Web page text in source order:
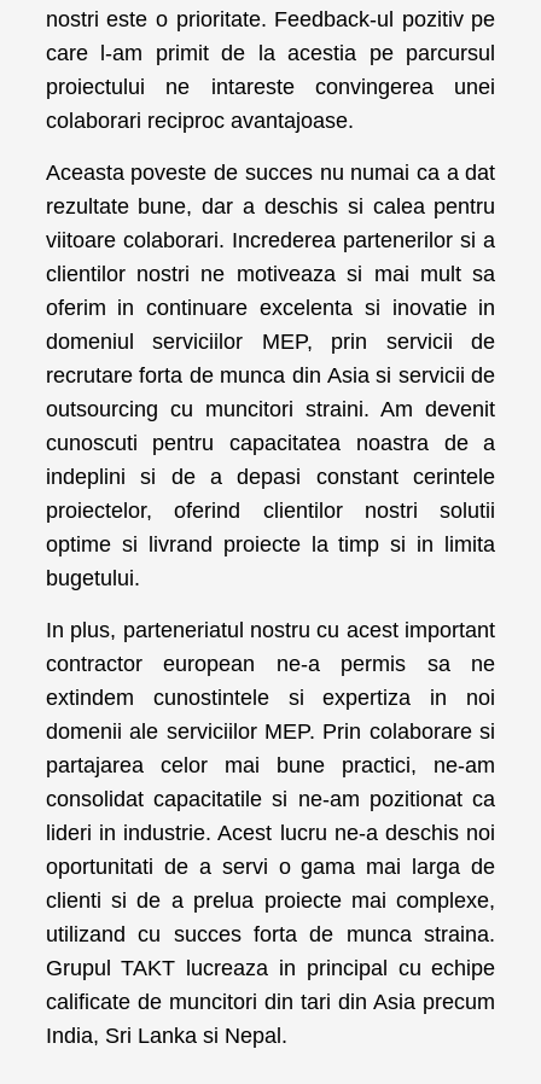
nostri este o prioritate. Feedback-ul pozitiv pe
care l-am primit de la acestia pe parcursul
proiectului ne intareste convingerea unei
colaborari reciproc avantajoase.
Aceasta poveste de succes nu numai ca a dat
rezultate bune, dar a deschis si calea pentru
viitoare colaborari. Increderea partenerilor si a
clientilor nostri ne motiveaza si mai mult sa
oferim in continuare excelenta si inovatie in
domeniul serviciilor MEP, prin servicii de
recrutare forta de munca din Asia si servicii de
outsourcing cu muncitori straini. Am devenit
cunoscuti pentru capacitatea noastra de a
indeplini si de a depasi constant cerintele
proiectelor, oferind clientilor nostri solutii
optime si livrand proiecte la timp si in limita
bugetului.
In plus, parteneriatul nostru cu acest important
contractor european ne-a permis sa ne
extindem cunostintele si expertiza in noi
domenii ale serviciilor MEP. Prin colaborare si
partajarea celor mai bune practici, ne-am
consolidat capacitatile si ne-am pozitionat ca
lideri in industrie. Acest lucru ne-a deschis noi
oportunitati de a servi o gama mai larga de
clienti si de a prelua proiecte mai complexe,
utilizand cu succes forta de munca straina.
Grupul TAKT lucreaza in principal cu echipe
calificate de muncitori din tari din Asia precum
India, Sri Lanka si Nepal.